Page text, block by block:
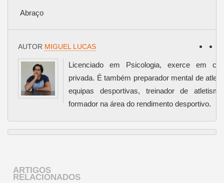
Abraço
AUTOR MIGUEL LUCAS
Licenciado em Psicologia, exerce em
privada. É também preparador mental de
equipas desportivas, treinador de
formador na área do rendimento desportivo.
ARTIGOS
RELACIONADOS